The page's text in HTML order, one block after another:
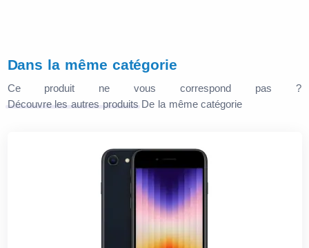
Dans la même catégorie
Ce produit ne vous correspond pas ?
Découvre les autres produits De la même catégorie